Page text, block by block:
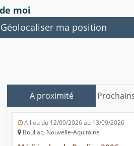
moi
ma position
A proximité
A lieu du 12/09/2026 au 13/09/2026
Bouliac, Nouvelle-Aquitaine